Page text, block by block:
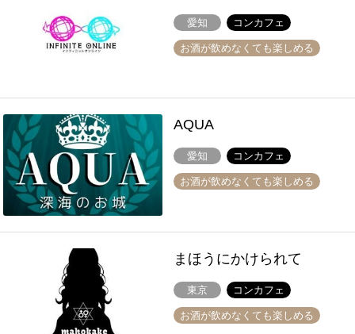
愛知 コンカフェ
お酒が飲めなくても楽しめる
AQUA
愛知 コンカフェ
お酒が飲めなくても楽しめる
まほうにかけられて
東京 コンカフェ
お酒が飲めなくても楽しめる